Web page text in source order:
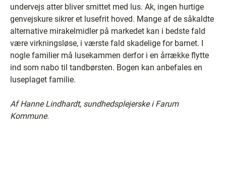
undervejs atter bliver smittet med lus. Ak, ingen hurtige
genvejskure sikrer et lusefrit hoved. Mange af de såkaldte
alternative mirakelmidler på markedet kan i bedste fald
være virkningsløse, i værste fald skadelige for barnet. I
nogle familier må lusekammen derfor i en årrække flytte
ind som nabo til tandbørsten. Bogen kan anbefales en
luseplaget familie.
Af Hanne Lindhardt, sundhedsplejerske i Farum
Kommune.